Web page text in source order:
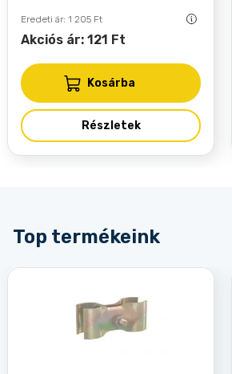
Eredeti ár: 1 205 Ft
Akciós ár: 121 Ft
Kosárba
Részletek
Top termékeink